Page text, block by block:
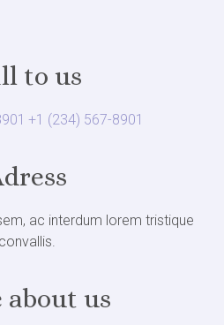
to us
+1 (234) 567-8901
ac interdum lorem tristique
convallis.
about us